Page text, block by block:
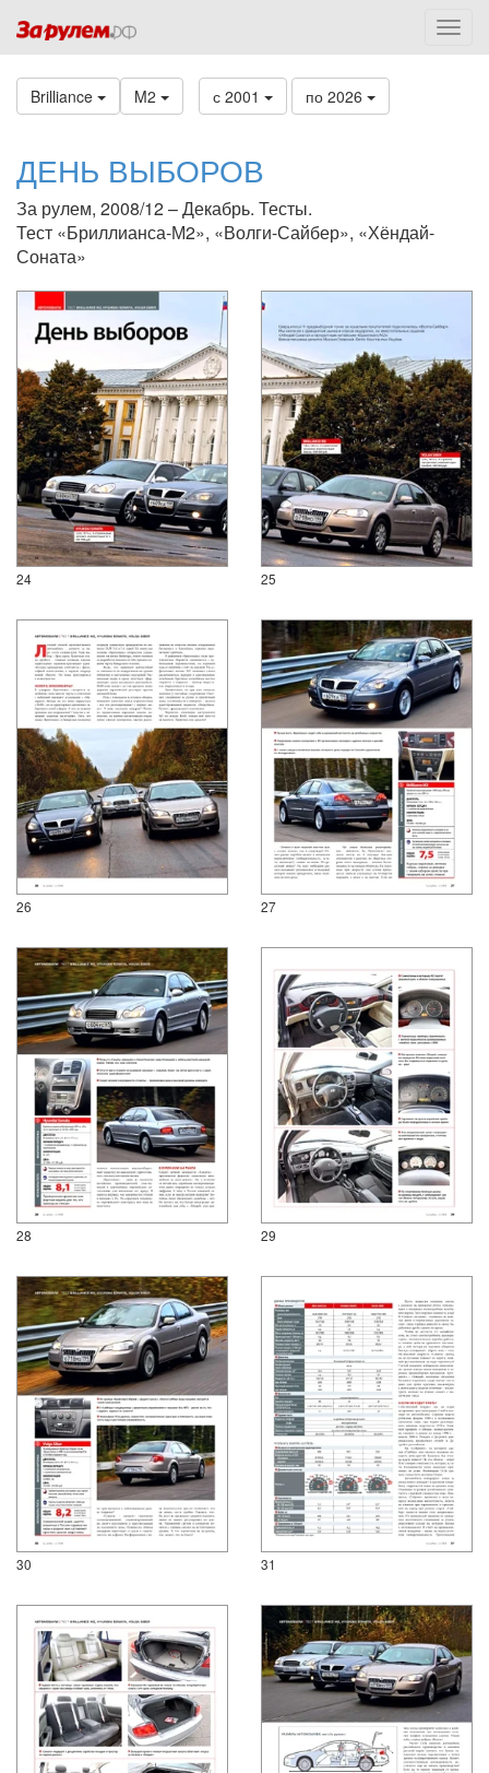
Brilliance M2 с 2001 по 2026
ДЕНЬ ВЫБОРОВ
За рулем, 2008/12 – Декабрь. Тесты.
Тест «Бриллианса-М2», «Волги-Сайбер», «Хёндай-
Соната»
24 25
26 27
28 29
30 31